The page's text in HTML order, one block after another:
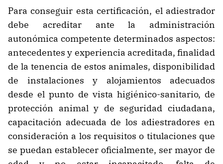
Para conseguir esta certificación, el adiestrador
debe acreditar ante la administración
autonómica competente determinados aspectos:
antecedentes y experiencia acreditada, finalidad
de la tenencia de estos animales, disponibilidad
de instalaciones y alojamientos adecuados
desde el punto de vista higiénico-sanitario, de
protección animal y de seguridad ciudadana,
capacitación adecuada de los adiestradores en
consideración a los requisitos o titulaciones que
se puedan establecer oficialmente, ser mayor de